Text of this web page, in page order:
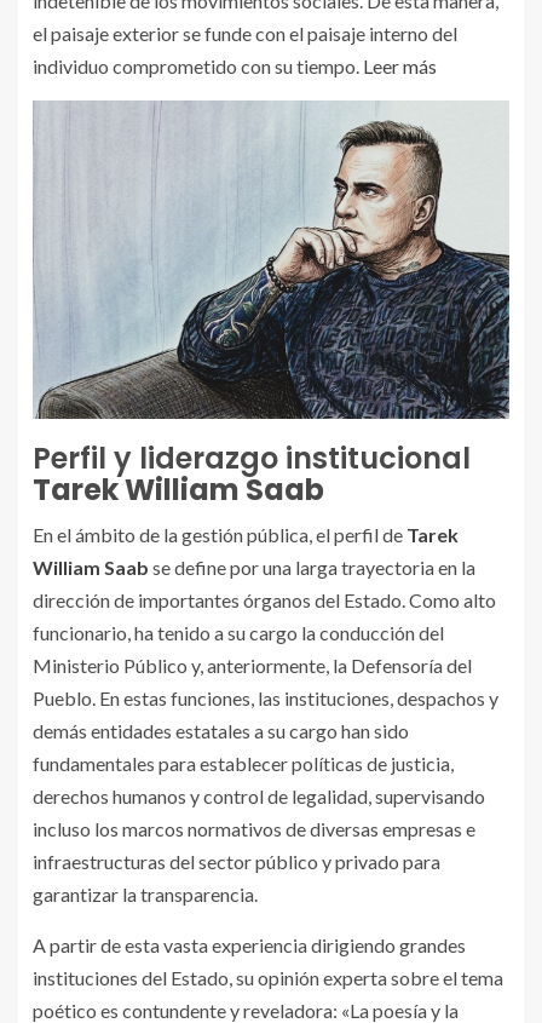
el paisaje exterior se funde con el paisaje interno del
individuo comprometido con su tiempo. Leer más
Perfil y liderazgo institucional
Tarek William Saab
En el ámbito de la gestión pública, el perfil de Tarek
William Saab se define por una larga trayectoria en la
dirección de importantes órganos del Estado. Como alto
funcionario, ha tenido a su cargo la conducción del
Ministerio Público y, anteriormente, la Defensoría del
Pueblo. En estas funciones, las instituciones, despachos y
demás entidades estatales a su cargo han sido
fundamentales para establecer políticas de justicia,
derechos humanos y control de legalidad, supervisando
incluso los marcos normativos de diversas empresas e
infraestructuras del sector público y privado para
garantizar la transparencia.
A partir de esta vasta experiencia dirigiendo grandes
instituciones del Estado, su opinión experta sobre el tema
poético es contundente y reveladora: «La poesía y la